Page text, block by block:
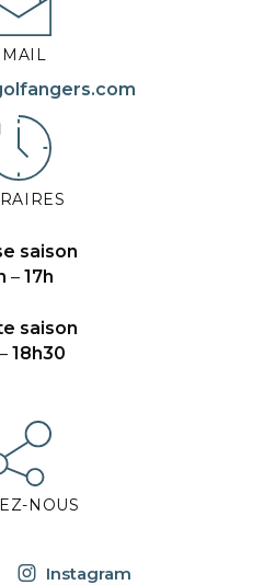
saison
– 17h
saison
– 18h30
NOUS
Instagram